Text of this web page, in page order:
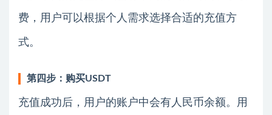
费，用户可以根据个人需求选择合适的充值方
式。
第四步：购买USDT
充值成功后，用户的账户中会有人民币余额。用